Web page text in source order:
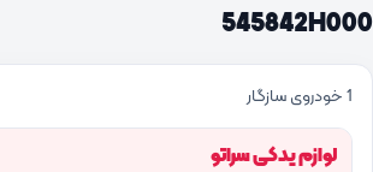
545842H000
1 خودروی سازگار
لوازم یدکی سراتو